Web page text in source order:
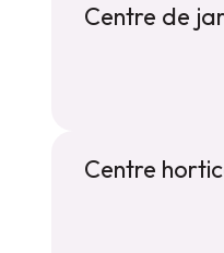
Centre de
Centre